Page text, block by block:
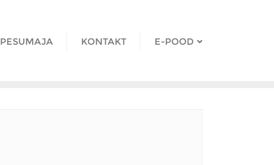
PESUMAJA KONTAKT E-POOD